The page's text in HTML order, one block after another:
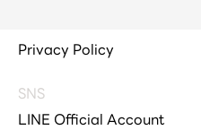
Privacy Policy
SNS
LINE Official Account